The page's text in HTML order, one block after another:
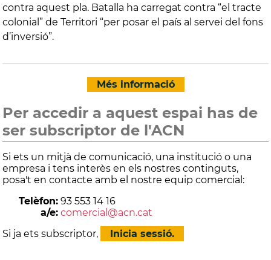
contra aquest pla. Batalla ha carregat contra “el tracte
colonial” de Territori “per posar el país al servei del fons
d’inversió”.
Més informació
Per accedir a aquest espai has de
ser subscriptor de l'ACN
Si ets un mitjà de comunicació, una institució o una
empresa i tens interès en els nostres continguts,
posa't en contacte amb el nostre equip comercial:
Telèfon: 93 553 14 16
a/e: comercial@acn.cat
Si ja ets subscriptor,
Inicia sessió.